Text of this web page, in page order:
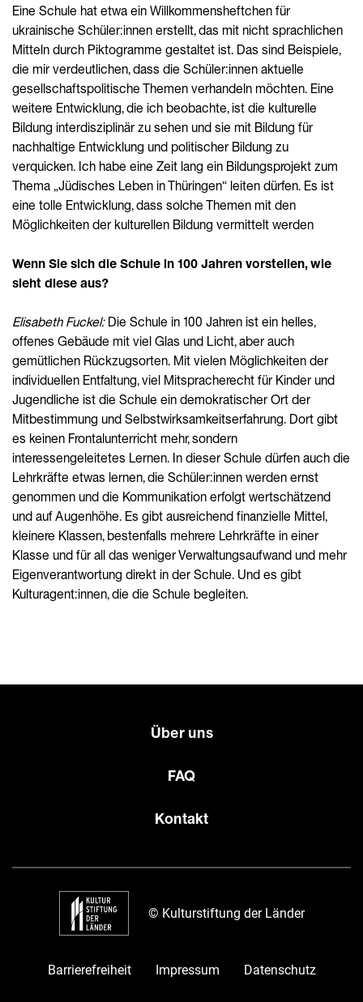
Eine Schule hat etwa ein Willkommensheftchen für
ukrainische Schüler:innen erstellt, das mit nicht sprachlichen
Mitteln durch Piktogramme gestaltet ist. Das sind Beispiele,
die mir verdeutlichen, dass die Schüler:innen aktuelle
gesellschaftspolitische Themen verhandeln möchten. Eine
weitere Entwicklung, die ich beobachte, ist die kulturelle
Bildung interdisziplinär zu sehen und sie mit Bildung für
nachhaltige Entwicklung und politischer Bildung zu
verquicken. Ich habe eine Zeit lang ein Bildungsprojekt zum
Thema „Jüdisches Leben in Thüringen“ leiten dürfen. Es ist
eine tolle Entwicklung, dass solche Themen mit den
Möglichkeiten der kulturellen Bildung vermittelt werden
Wenn Sie sich die Schule in 100 Jahren vorstellen, wie
sieht diese aus?
Elisabeth Fuckel: Die Schule in 100 Jahren ist ein helles,
offenes Gebäude mit viel Glas und Licht, aber auch
gemütlichen Rückzugsorten. Mit vielen Möglichkeiten der
individuellen Entfaltung, viel Mitspracherecht für Kinder und
Jugendliche ist die Schule ein demokratischer Ort der
Mitbestimmung und Selbstwirksamkeitserfahrung. Dort gibt
es keinen Frontalunterricht mehr, sondern
interessengeleitetes Lernen. In dieser Schule dürfen auch die
Lehrkräfte etwas lernen, die Schüler:innen werden ernst
genommen und die Kommunikation erfolgt wertschätzend
und auf Augenhöhe. Es gibt ausreichend finanzielle Mittel,
kleinere Klassen, bestenfalls mehrere Lehrkräfte in einer
Klasse und für all das weniger Verwaltungsaufwand und mehr
Eigenverantwortung direkt in der Schule. Und es gibt
Kulturagent:innen, die die Schule begleiten.
Über uns
FAQ
Kontakt
© Kulturstiftung der Länder
Barrierefreiheit Impressum Datenschutz